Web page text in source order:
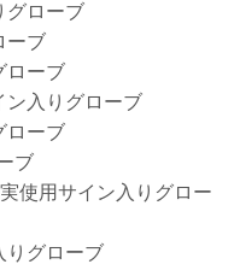
グローブ
ーブ
ローブ
ン入りグローブ
ローブ
ブ
使用サイン入りグロー
りグローブ